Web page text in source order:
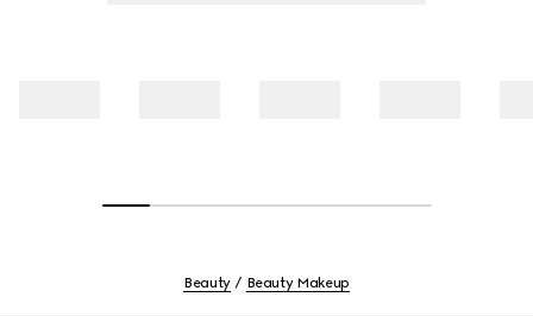
Beauty Beauty Makeup